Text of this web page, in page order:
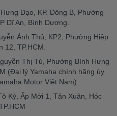
Đạo, KP. Đông B, Phường
Dĩ An, Bình Dương.
Ảnh Thủ, KP2, Phường Hiệp
12, TP.HCM.
Thị Tú, Phường Bình Hưng
(Đại lý Yamaha chính hãng ủy
Motor Việt Nam)
Ký, Ấp Mới 1, Tân Xuân, Hóc